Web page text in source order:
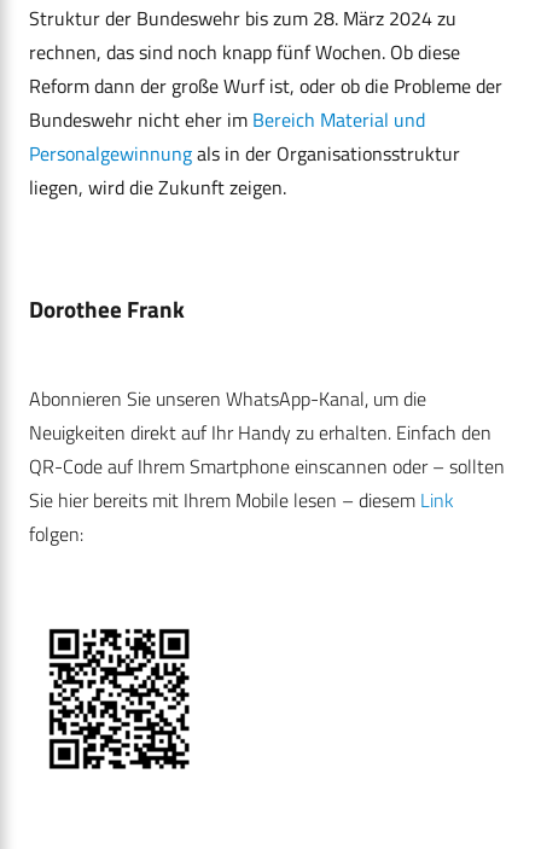
Struktur der Bundeswehr bis zum 28. März 2024 zu
rechnen, das sind noch knapp fünf Wochen. Ob diese
Reform dann der große Wurf ist, oder ob die Probleme der
Bundeswehr nicht eher im Bereich Material und
Personalgewinnungals in der Organisationsstruktur
liegen, wird die Zukunft zeigen.
Dorothee Frank
Abonnieren Sie unseren WhatsApp-Kanal, um die
Neuigkeiten direkt auf Ihr Handy zu erhalten. Einfach den
QR-Code auf Ihrem Smartphone einscannen oder – sollten
Sie hier bereits mit Ihrem Mobile lesen – diesem Link
folgen: